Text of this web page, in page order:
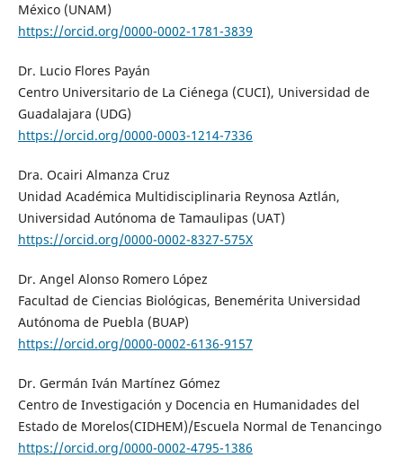
México (UNAM)
https://orcid.org/0000-0002-1781-3839
Dr. Lucio Flores Payán
Centro Universitario de La Ciénega (CUCI), Universidad de
Guadalajara (UDG)
https://orcid.org/0000-0003-1214-7336
Dra. Ocairi Almanza Cruz
Unidad Académica Multidisciplinaria Reynosa Aztlán,
Universidad Autónoma de Tamaulipas (UAT)
https://orcid.org/0000-0002-8327-575X
Dr. Angel Alonso Romero López
Facultad de Ciencias Biológicas, Benemérita Universidad
Autónoma de Puebla (BUAP)
https://orcid.org/0000-0002-6136-9157
Dr. Germán Iván Martínez Gómez
Centro de Investigación y Docencia en Humanidades del
Estado de Morelos(CIDHEM)/Escuela Normal de Tenancingo
https://orcid.org/0000-0002-4795-1386